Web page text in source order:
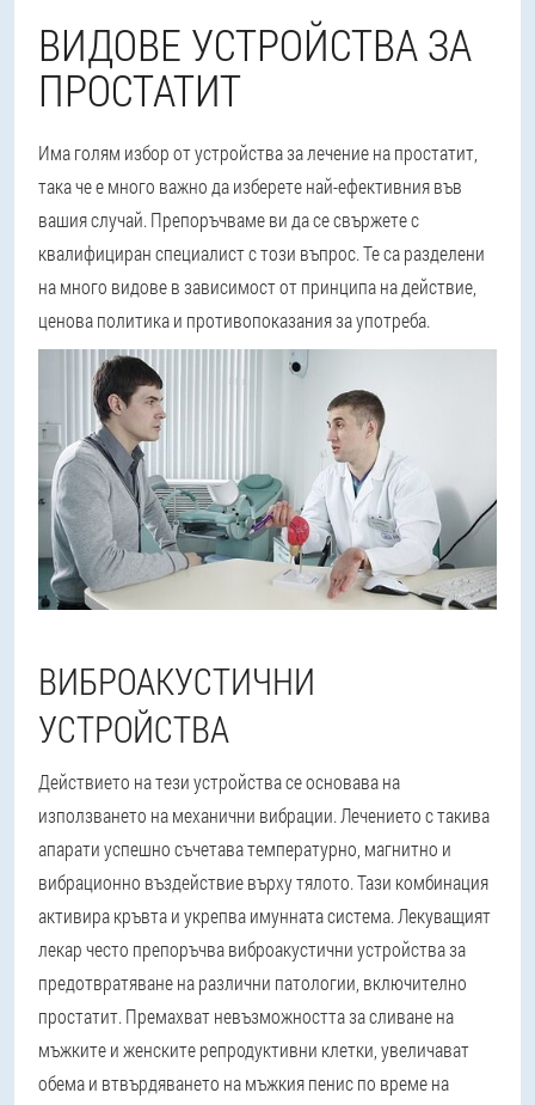
ВИДОВЕ УСТРОЙСТВА ЗА
ПРОСТАТИТ
Има голям избор от устройства за лечение на простатит,
така че е много важно да изберете най-ефективния във
вашия случай. Препоръчваме ви да се свържете с
квалифициран специалист с този въпрос. Те са разделени
на много видове в зависимост от принципа на действие,
ценова политика и противопоказания за употреба.
ВИБРОАКУСТИЧНИ
УСТРОЙСТВА
Действието на тези устройства се основава на
използването на механични вибрации. Лечението с такива
апарати успешно съчетава температурно, магнитно и
вибрационно въздействие върху тялото. Тази комбинация
активира кръвта и укрепва имунната система. Лекуващият
лекар често препоръчва виброакустични устройства за
предотвратяване на различни патологии, включително
простатит. Премахват невъзможността за сливане на
мъжките и женските репродуктивни клетки, увеличават
обема и втвърдяването на мъжкия пенис по време на